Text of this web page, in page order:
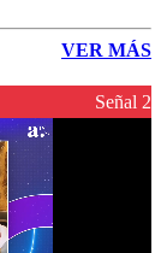
VER MÁS
Señal 2